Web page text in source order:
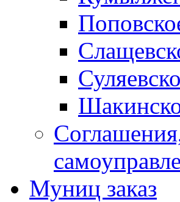
Муниц заказ